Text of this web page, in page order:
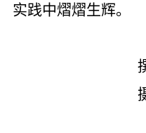
实践中熠熠生辉。